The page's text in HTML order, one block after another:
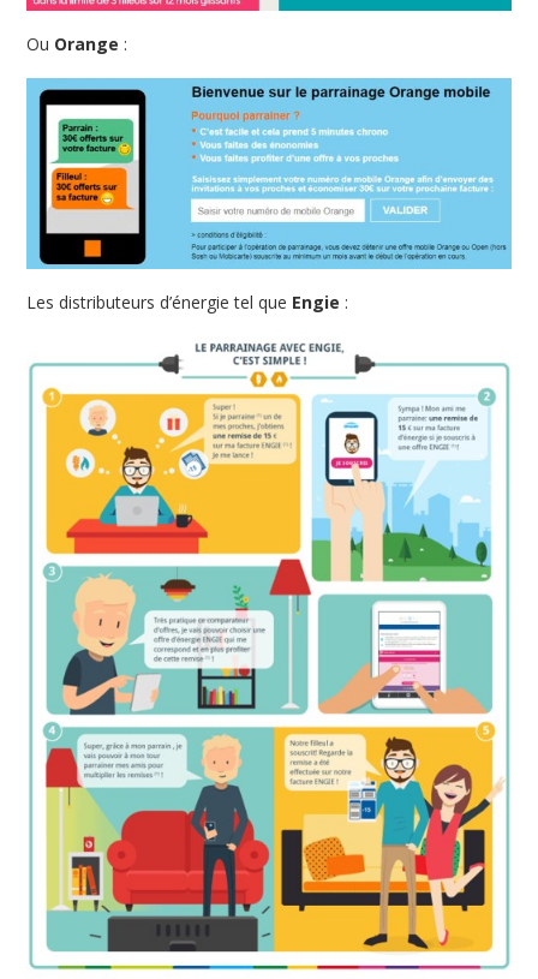
Ou Orange :
Les distributeurs d’énergie tel que Engie :